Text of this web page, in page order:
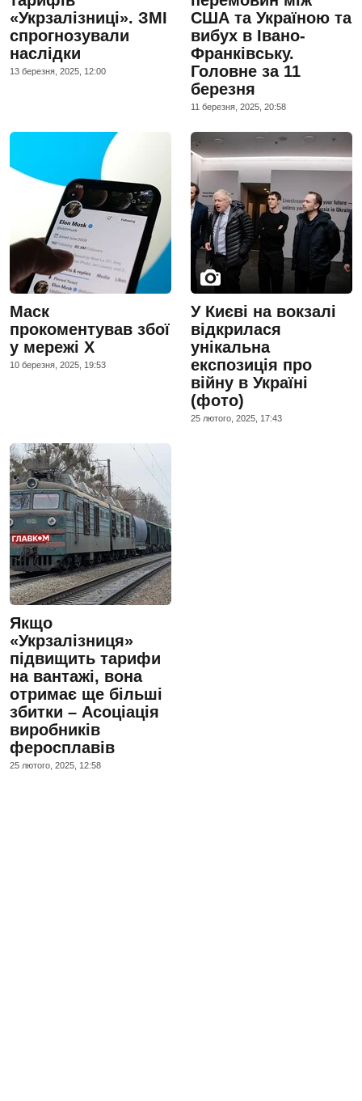
«Укрзалізниці». ЗМІ
спрогнозували
наслідки
13 березня, 2025, 12:00
США та Україною та
вибух в Івано-
Франківську.
Головне за 11
березня
11 березня, 2025, 20:58
Маск
прокоментував збої
у мережі Х
10 березня, 2025, 19:53
У Києві на вокзалі
відкрилася
унікальна
експозиція про
війну в Україні
(фото)
25 лютого, 2025, 17:43
Якщо
«Укрзалізниця»
підвищить тарифи
на вантажі, вона
отримає ще більші
збитки – Асоціація
виробників
феросплавів
25 лютого, 2025, 12:58